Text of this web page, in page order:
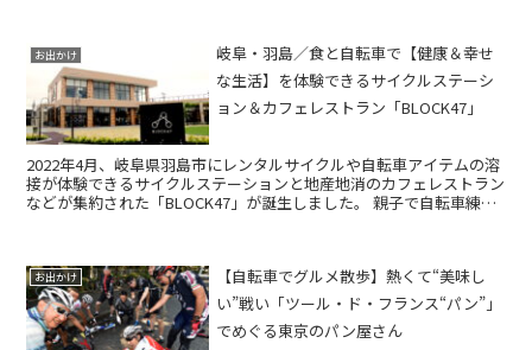
お出かけ
岐阜・羽島／食と自転車で【健康＆幸せ
な生活】を体験できるサイクルステーシ
ョン＆カフェレストラン「BLOCK47」
2022年4月、岐阜県羽島市にレンタルサイクルや自転車アイテムの溶
接が体験できるサイクルステーションと地産地消のカフェレストラン
などが集約された「BLOCK47」が誕生しました。 親子で自転車練習
お出かけ
【自転車でグルメ散歩】熱くて“美味し
い”戦い「ツール・ド・フランス“パン”」
でめぐる東京のパン屋さん